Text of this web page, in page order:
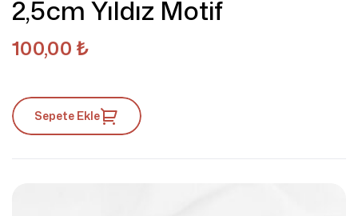
2,5cm Yıldız Motif
100,00 ₺
Sepete Ekle